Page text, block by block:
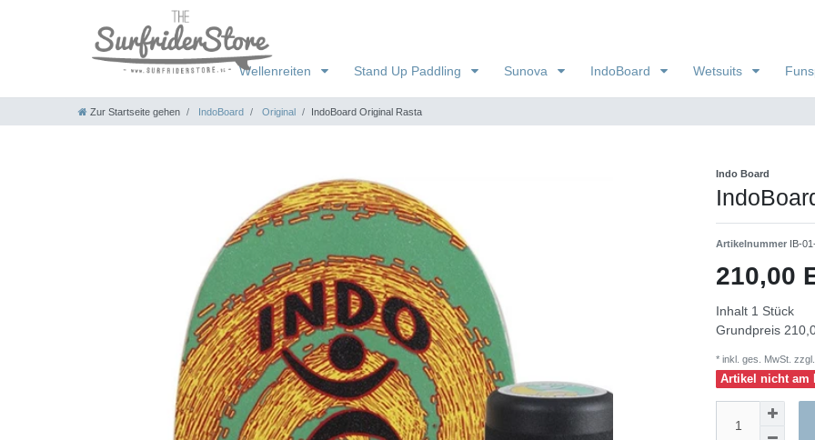
Wellenreiten Stand Up Paddling Sunova IndoBoard Wetsuits
Zur Startseite gehen IndoBoard Original IndoBoard Original Rasta
Indo Board
Artikelnummer IB-
210,00
Inhalt 1 Stück
Grundpreis
* inkl. ges. MwSt. zzgl.
Artikel nicht am